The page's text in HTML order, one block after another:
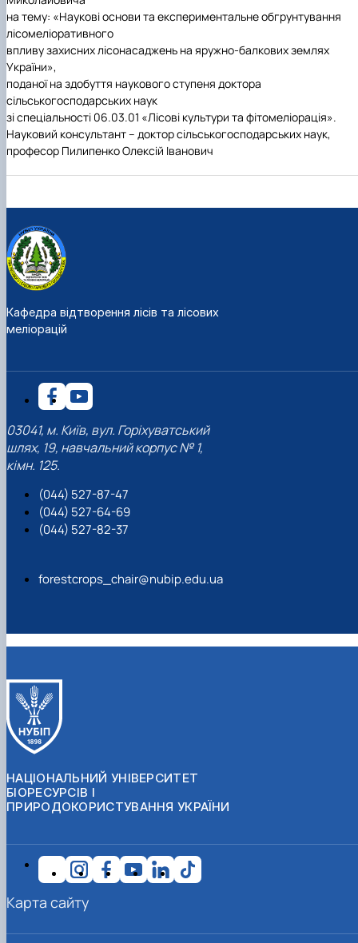
на тему: «Наукові основи та експериментальне обгрунтування
лісомеліоративного
впливу захисних лісонасаджень на яружно-балкових землях
України»,
поданої на здобуття наукового ступеня доктора
сільськогосподарських наук
зі спеціальності 06.03.01 «Лісові культури та фітомеліорація».
Науковий консультант– доктор сільськогосподарських наук,
професор Пилипенко Олексій Іванович
Кафедра відтворення лісів та лісових
меліорацій
03041, м. Київ, вул. Горіхуватський
шлях, 19, навчальний корпус № 1,
кімн. 125.
(044) 527-87-47
(044) 527-64-69
(044) 527-82-37
forestcrops_chair@nubip.edu.ua
НАЦІОНАЛЬНИЙ УНІВЕРСИТЕТ
БІОРЕСУРСІВ І
ПРИРОДОКОРИСТУВАННЯ УКРАЇНИ
Карта сайту